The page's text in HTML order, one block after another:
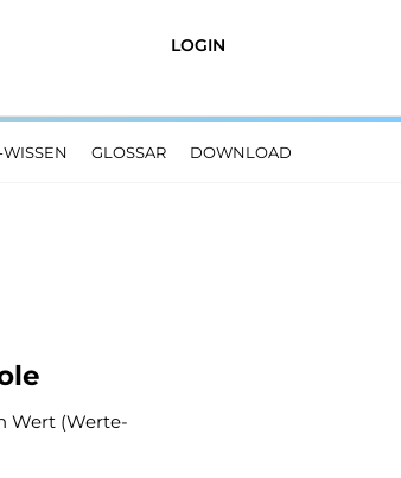
LOGIN
GLOSSAR DOWNLOAD
Wert (Werte-